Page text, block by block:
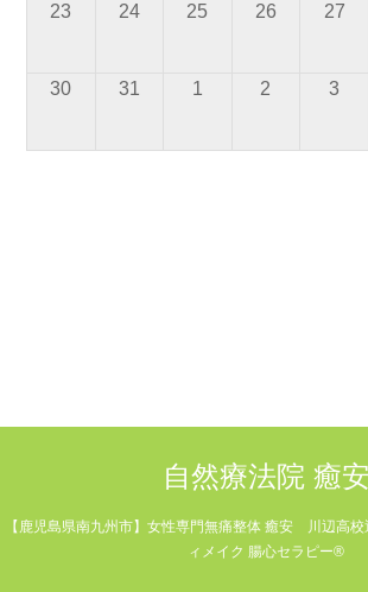
23 24 25 26 27
30 31 1 2 3
自然療法院 癒安
【鹿児島県南九州市】女性専門無痛整体 癒安 川辺高
ィメイク 腸心セラピー®